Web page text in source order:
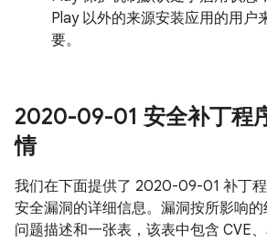
Play 以外的来源安装应用的用户
要。
2020-09-01 安全补丁程
情
我们在下面提供了 2020-09-01 补丁
安全漏洞的详细信息。漏洞按所影响
问题描述和一张表，该表中包含 CVE、